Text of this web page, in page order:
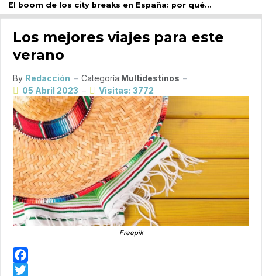
El boom de los city breaks en España: por qué...
Los mejores viajes para este
verano
By Redacción Categoría:Multidestinos
05 Abril 2023
Visitas: 3772
Freepik
Facebook